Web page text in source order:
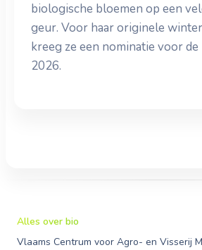
biologische bloemen op een
geur. Voor haar originele
kreeg ze een nominatie voor
2026.
Alles over bio
Vlaams Centrum voor Agro- en Visserij